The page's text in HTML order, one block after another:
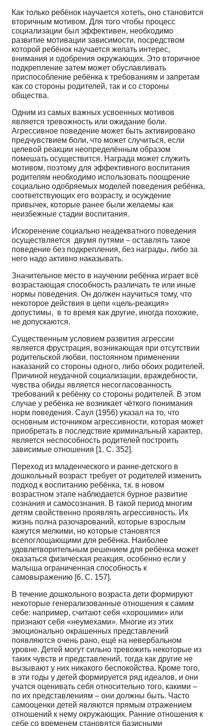
Как только ребёнок научается хотеть, оно становится
вторичным мотивом. Для того чтобы процесс
социализации был эффективен, необходимо
развитие мотивации зависимости, посредством
которой ребёнок научается желать интерес,
внимания и одобрения окружающих. Это вторичное
подкрепление затем может обуславливать
приспособление ребёнка к требованиям и запретам
как со стороны родителей, так и со стороны
общества.
Одним из самых важных усвоенных мотивов
является тревожность или ожидание боли.
Агрессивное поведение может быть активировано
предчувствием боли, что может случиться, если
целевой реакции неопределённым образом
помешать осуществится. Награда может служить
мотивом, поэтому для эффективного воспитания
родителям необходимо использовать поощрение
социально одобряемых моделей поведения ребёнка,
соответствующих его возрасту, и осуждение
привычек, которые ранее были желаемы как
неизбежные стадии воспитания.
Искоренение социально неадекватного поведения
осуществляется двумя путями – оставлять такое
поведение без подкрепления, без награды, либо за
него надо активно наказывать.
Значительное место в научении ребёнка играет всё
возрастающая способность различать те или иные
нормы поведения. Он должен научиться тому, что
некоторое действия в цепи «цель-реакция»
допустимы, в то время как другие, иногда похожие,
не допускаются.
Существенным условием развития агрессии
является фрустрация, возникающая при отсутствии
родительской любви, постоянном применении
наказаний со стороны одного, либо обоих родителей.
Причиной неудачной социализации, враждебности,
чувства обиды является несогласованность
требований к ребёнку со стороны родителей. В этом
случае у ребёнка не возникает чёткого понимания
норм поведения. Саул (1956) указал на то, что
основным источником агрессивности, которая может
приобретать в последствие криминальный характер,
является неспособность родителей построить
зависимые отношения [1. С. 352].
Переход из младенческого и ранне-детского в
дошкольный возраст требует от родителей изменить
подход к воспитанию ребёнка, т.к. в новом
возрастном этапе наблюдается бурное развитие
сознания и самосознания. В такой период многим
детям свойственно проявлять агрессивность. Их
жизнь полна разочарований, которые взрослым
кажутся мелкими, но которые становятся
всепоглощающими для ребёнка. Наиболее
удовлетворительным решением для ребёнка может
оказаться физическая реакция, особенно если у
малыша ограниченная способность к
самовыражению [6. С. 157].
В течение дошкольного возраста дети формируют
некоторые генерализованные отношения к самим
себе: например, считают себя «хорошими» или
признают себя «неумехами». Многие из этих
эмоционально окрашенных представлений
появляются очень рано, ещё на невербальном
уровне. Детей могут сильно тревожить некоторые из
таких чувств и представлений, тогда как другие не
вызывают у них никакого беспокойства. Кроме того,
в эти годы у детей формируется ряд идеалов, и они
учатся оценивать себя относительно того, какими –
по их представлениям – они должны быть. Часто
самооценки детей являются прямым отражением
отношений к нему окружающих. Ранние отношения к
себе со временем становятся базисными